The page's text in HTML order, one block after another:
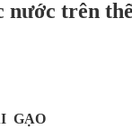
nước trên
GẠO